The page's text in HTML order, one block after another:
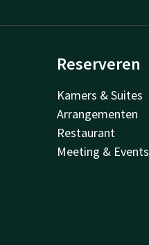
Reserveren
Kamers & Suites
Arrangementen
Restaurant
Meeting & Events